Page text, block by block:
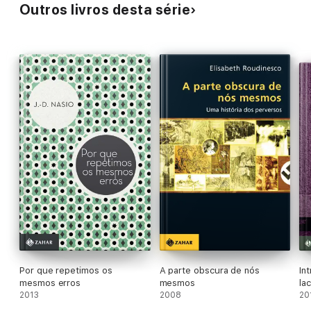
"Monumental volume, com ares de biografia definitiva. ...
Roudinesco narra a vida de Freud como se fosse um palpitante
romance." El País
"Sem desprezar nenhuma fonte, o que poderia ser uma
'estátua' de Freud ganha rosto humano." Libération
Outros livros desta série
Por que repetimos os
mesmos erros
2013
A parte obscura de nós
mesmos
2008